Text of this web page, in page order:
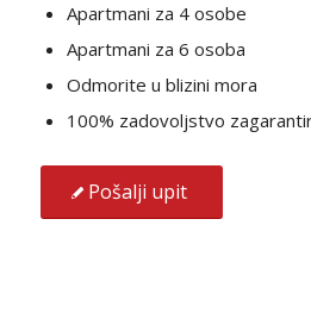
Apartmani za 4 osobe
Apartmani za 6 osoba
Odmorite u blizini mora
100% zadovoljstvo
Pošalji upit